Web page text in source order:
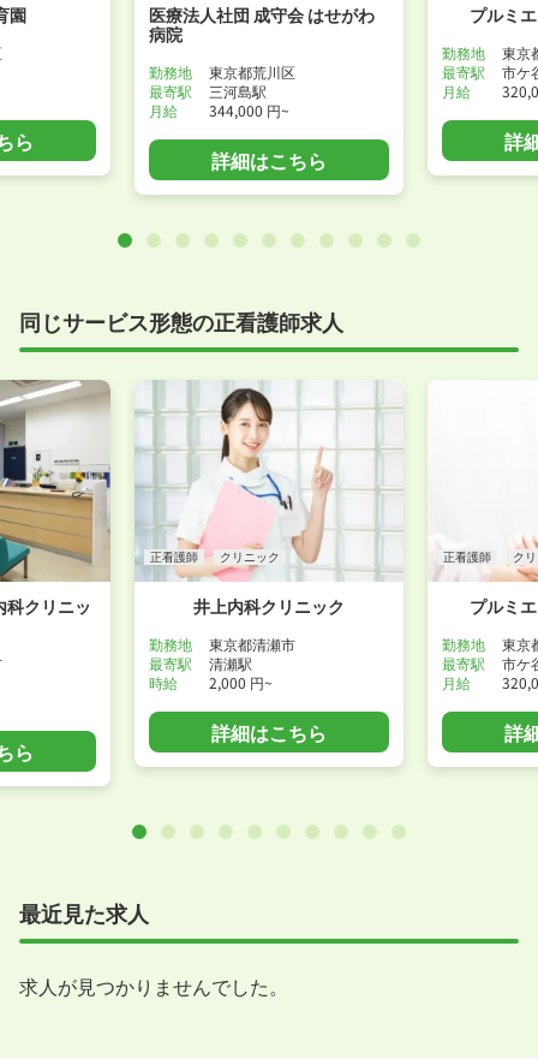
園
ら
医療法人社団 成守会 はせがわ
病院
勤務地
東京都荒川区
最寄駅
三河島駅
月給
344,000 円~
詳細はこちら
プルミ
勤務地
東京
最寄駅
市ケ
月給
詳
同じサービス形態の正看護師求人
科クリニッ
ら
正看護師 クリニック
井上内科クリニック
勤務地
東京都清瀬市
最寄駅
清瀬駅
時給
2,000 円~
詳細はこちら
正看護師 ク
プルミ
勤務地
東京
最寄駅
市ケ
月給
詳
最近見た求人
求人が見つかりませんでした。